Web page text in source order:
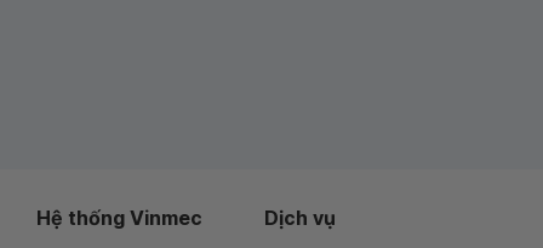
Hệ thống Vinmec Dịch vụ